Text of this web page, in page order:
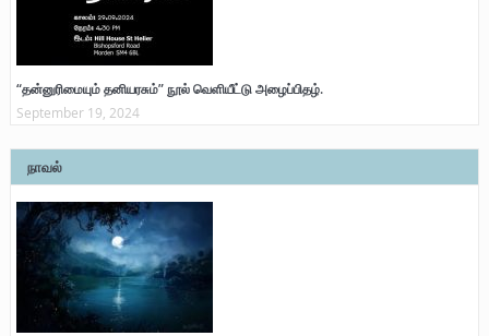
“தன்னுரிமையும் தனியரசும்” நூல் வெளியீட்டு அழைப்பிதழ்.
September 19, 2024
நாவல்